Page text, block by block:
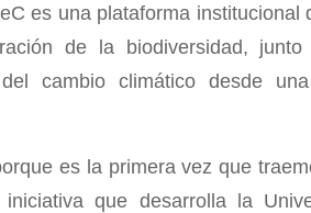
es una plataforma institucional
de la biodiversidad,
cambio climático desde
es la primera vez que
que desarrolla la